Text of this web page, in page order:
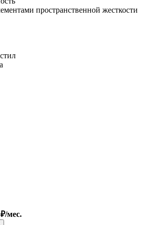
пространственной жесткости
мес.